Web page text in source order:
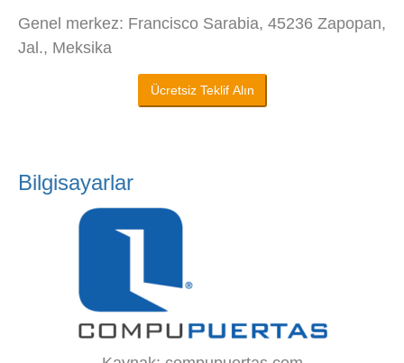
Genel merkez: Francisco Sarabia, 45236 Zapopan,
Jal., Meksika
Ücretsiz Teklif Alın
Bilgisayarlar